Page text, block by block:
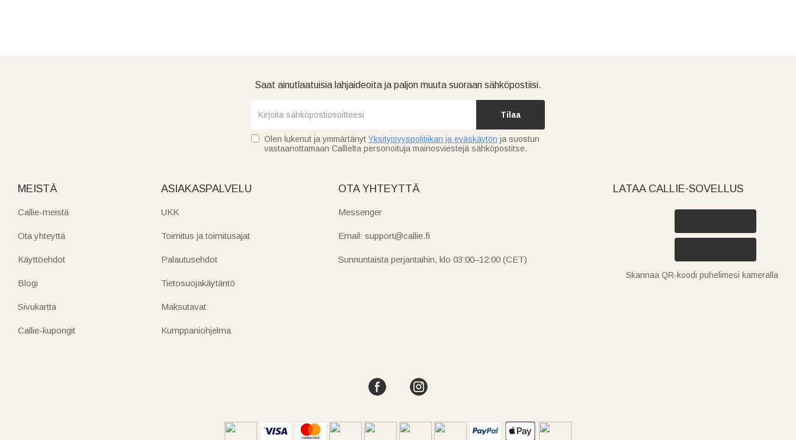
Saat ainutlaatuisia lahjaideoita ja paljon muuta suoraan sähköpostiisi.
Tilaa
Olen lukenut ja ymmärtänyt Yksityisyyspolitiikan ja eväskäytön ja suostun
vastaanottamaan Callielta personoituja mainosviestejä sähköpostitse.
MEISTÄ
Callie-meistä
Ota yhteyttä
Käyttöehdot
Blogi
Sivukartta
Callie-kupongit
ASIAKASPALVELU
UKK
Toimitus ja toimitusajat
Palautusehdot
Tietosuojakäytäntö
Maksutavat
Kumppaniohjelma
OTA YHTEYTTÄ
Messenger
Email: support@callie.fi
Sunnuntaista perjantaihin, klo 03:00–12:00 (CET)
LATAA CALLIE-SOVELLUS
Skannaa QR-koodi puhelimesi kameralla